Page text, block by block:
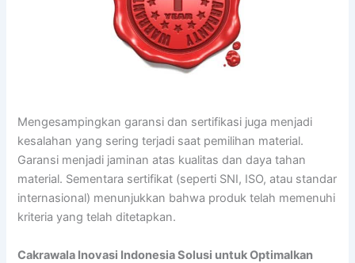
Mengesampingkan garansi dan sertifikasi juga menjadi
kesalahan yang sering terjadi saat pemilihan material.
Garansi menjadi jaminan atas kualitas dan daya tahan
material. Sementara sertifikat (seperti SNI, ISO, atau standar
internasional) menunjukkan bahwa produk telah memenuhi
kriteria yang telah ditetapkan.
Cakrawala Inovasi Indonesia Solusi untuk Optimalkan